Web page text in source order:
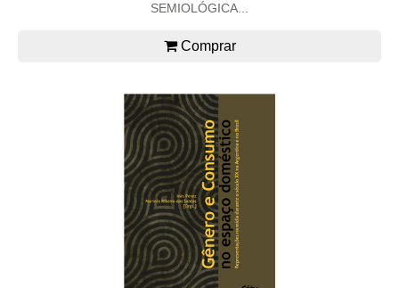
SEMIOLÓGICA...
Comprar